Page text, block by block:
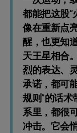
都能把这股“
像在重新点
醒，也更知
天王星相合
烈的表达、
承诺，都可
规则”的话
系里，都很
冲击。它会